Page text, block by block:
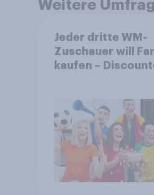
Weitere
Jeder dritte WM-
Zuschauer will
kaufen –